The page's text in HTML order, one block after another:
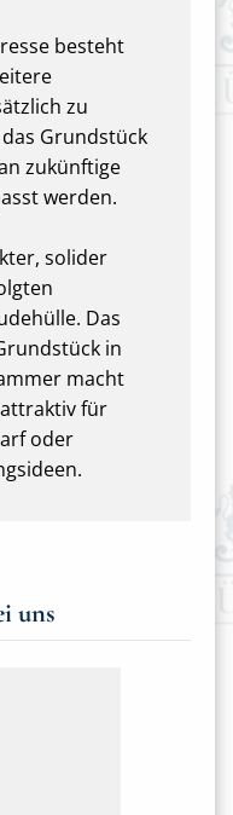
besteht
zu
Grundstück
zukünftige
werden.
solider
Das
in
macht
für
oder
uns